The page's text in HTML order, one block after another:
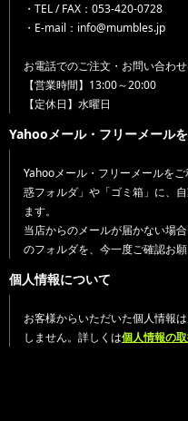
・TEL / FAX：053-420-0728
・E-mail：info@mumbles.jp
お電話でのご注文・お問い合わ
【営業時間】13:00～20:00
【定休日】水曜日
Yahooメール・フリーメール
Yahooメール・フリーメールを
惑フォルダ」や「ゴミ箱」に、
ます。
当店からのメールが届かない場
のフォルダを、今一度ご確認お願
個人情報について
お客様からいただいた個人情報
しません。詳しくは個人情報の